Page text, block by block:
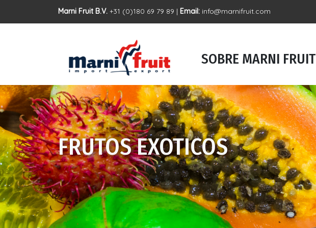
Marni Fruit B.V. +31 (0)180 69 79 89 | Email: info@marnifruit.com
SOBRE MARNI FRUIT
FRUTOS EXOTICOS